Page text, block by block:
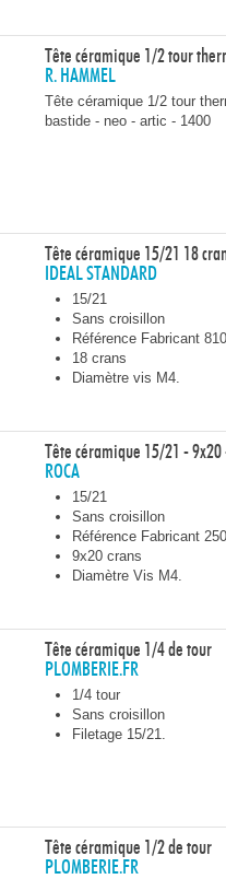
Tête céramique 1/2 tour
R. HAMMEL
Tête céramique 1/2 tour
bastide - neo - artic - 1400
Tête céramique 15/21 18
IDEAL STANDARD
15/21
Sans croisillon
Référence Fabricant
18 crans
Diamètre vis M4.
Tête céramique 15/21 - 9x20
ROCA
15/21
Sans croisillon
Référence Fabricant
9x20 crans
Diamètre Vis M4.
Tête céramique 1/4 de tour
PLOMBERIE.FR
1/4 tour
Sans croisillon
Filetage 15/21.
Tête céramique 1/2 de tour
PLOMBERIE.FR